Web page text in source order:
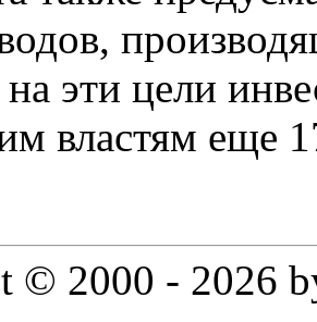
эти цели
властям еще
© 2000 - 2026